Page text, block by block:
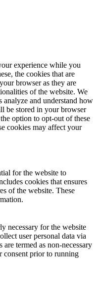
experience while you
the cookies that are
browser as they are
of the website. We
analyze and understand how
be stored in your browser
option to opt-out of these
cookies may affect your
for the website to
cookies that ensures
of the website. These
necessary for the website
user personal data via
are termed as non-necessary
consent prior to running